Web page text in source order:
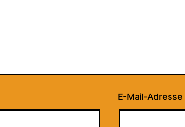
E-Mail-Adresse